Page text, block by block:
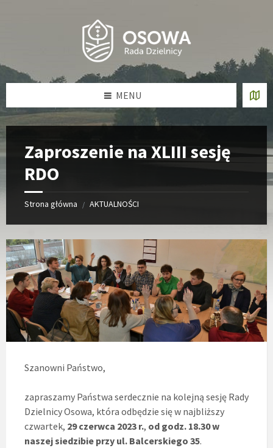
MENU
Zaproszenie na XLIII sesję
RDO
Strona główna / AKTUALNOŚCI
Szanowni Państwo,
zapraszamy Państwa serdecznie na kolejną sesję Rady
Dzielnicy Osowa, która odbędzie się w najbliższy
czwartek, 29 czerwca 2023 r., od godz. 18.30w
naszej siedzibie przy ul. Balcerskiego 35.